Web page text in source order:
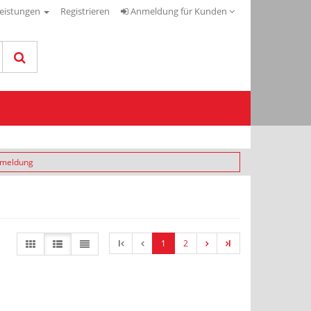
Registrieren Anmeldung für Kunden
l 1 2 l